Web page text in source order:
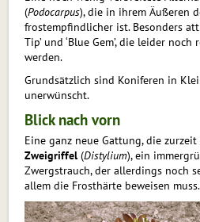
(Podocarpus), die in ihrem Äußeren
frostempfindlicher ist. Besonders
Tip’ und ‘Blue Gem’, die leider
werden.
Grundsätzlich sind Koniferen in
unerwünscht.
Blick nach vorn
Eine ganz neue Gattung, die
Zweigriffel (Distylium), ein
Zwergstrauch, der allerdings noch
allem die Frosthärte beweisen muss.